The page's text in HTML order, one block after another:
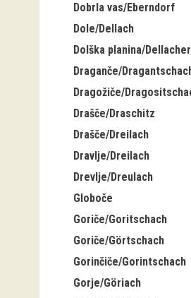
Dobrla vas/Eberndorf
Dole/Dellach
Dolška planina/
Draganče/
Dragožiče/
Drašče/Draschitz
Drašče/Dreilach
Dravlje/Dreilach
Drevlje/Dreulach
Globoče
Goriče/Goritschach
Goriče/Görtschach
Gorinčiče/Gorintschach
Gorje/Göriach